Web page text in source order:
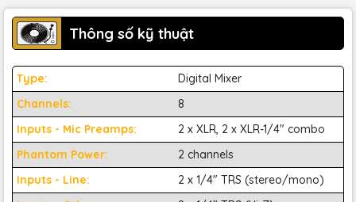
Thông số kỹ thuật
Type:
Digital Mixer
Channels:
8
Inputs - Mic Preamps:
2 x XLR, 2 x XLR-1/4" combo
Phantom Power:
2 channels
Inputs - Line:
2 x 1/4" TRS (stereo/mono)